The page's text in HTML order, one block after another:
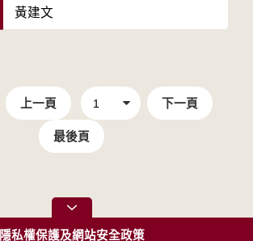
黃建文
上一頁 下一頁
最後頁
隱私權保護及網站安全政策